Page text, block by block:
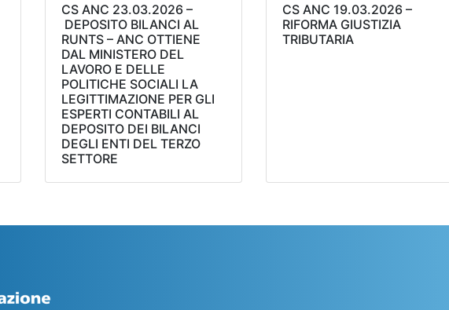
CS ANC 23.03.2026 –
DEPOSITO BILANCI AL
RUNTS – ANC OTTIENE
DAL MINISTERO DEL
LAVORO E DELLE
POLITICHE SOCIALI LA
LEGITTIMAZIONE PER GLI
ESPERTI CONTABILI AL
DEPOSITO DEI BILANCI
DEGLI ENTI DEL TERZO
SETTORE
CS ANC 19.03.2026 –
RIFORMA GIUSTIZIA
TRIBUTARIA